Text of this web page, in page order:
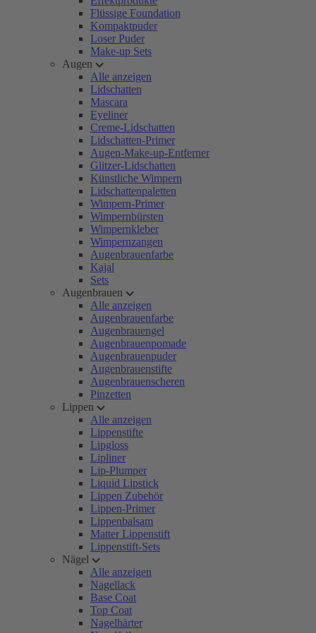
Flüssige Foundation
Kompaktpuder
Loser Puder
Make-up Sets
Augen
Alle anzeigen
Lidschatten
Mascara
Eyeliner
Creme-Lidschatten
Lidschatten-Primer
Augen-Make-up-Entferner
Glitzer-Lidschatten
Künstliche Wimpern
Lidschattenpaletten
Wimpern-Primer
Wimpernbürsten
Wimpernkleber
Wimpernzangen
Augenbrauenfarbe
Kajal
Sets
Augenbrauen
Alle anzeigen
Augenbrauenfarbe
Augenbrauengel
Augenbrauenpomade
Augenbrauenpuder
Augenbrauenstifte
Augenbrauenscheren
Pinzetten
Lippen
Alle anzeigen
Lippenstifte
Lipgloss
Lipliner
Lip-Plumper
Liquid Lipstick
Lippen Zubehör
Lippen-Primer
Lippenbalsam
Matter Lippenstift
Lippenstift-Sets
Nägel
Alle anzeigen
Nagellack
Base Coat
Top Coat
Nagelhärter